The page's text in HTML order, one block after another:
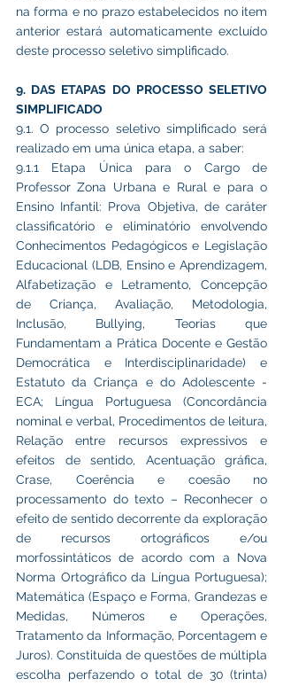
na forma e no prazo estabelecidos no item
anterior estará automaticamente excluído
deste processo seletivo simplificado.
9. DAS ETAPAS DO PROCESSO SELETIVO
SIMPLIFICADO
9.1. O processo seletivo simplificado será
realizado em uma única etapa, a saber:
9.1.1 Etapa Única para o Cargo de
Professor Zona Urbana e Rural e para o
Ensino Infantil: Prova Objetiva, de caráter
classificatório e eliminatório envolvendo
Conhecimentos Pedagógicos e Legislação
Educacional (LDB, Ensino e Aprendizagem,
Alfabetização e Letramento, Concepção
de Criança, Avaliação, Metodologia,
Inclusão, Bullying, Teorias que
Fundamentam a Prática Docente e Gestão
Democrática e Interdisciplinaridade) e
Estatuto da Criança e do Adolescente -
ECA; Língua Portuguesa (Concordância
nominal e verbal, Procedimentos de leitura,
Relação entre recursos expressivos e
efeitos de sentido, Acentuação gráfica,
Crase, Coerência e coesão no
processamento do texto – Reconhecer o
efeito de sentido decorrente da exploração
de recursos ortográficos e/ou
morfossintáticos de acordo com a Nova
Norma Ortográfico da Língua Portuguesa);
Matemática (Espaço e Forma, Grandezas e
Medidas, Números e Operações,
Tratamento da Informação, Porcentagem e
Juros). Constituída de questões de múltipla
escolha perfazendo o total de 30 (trinta)